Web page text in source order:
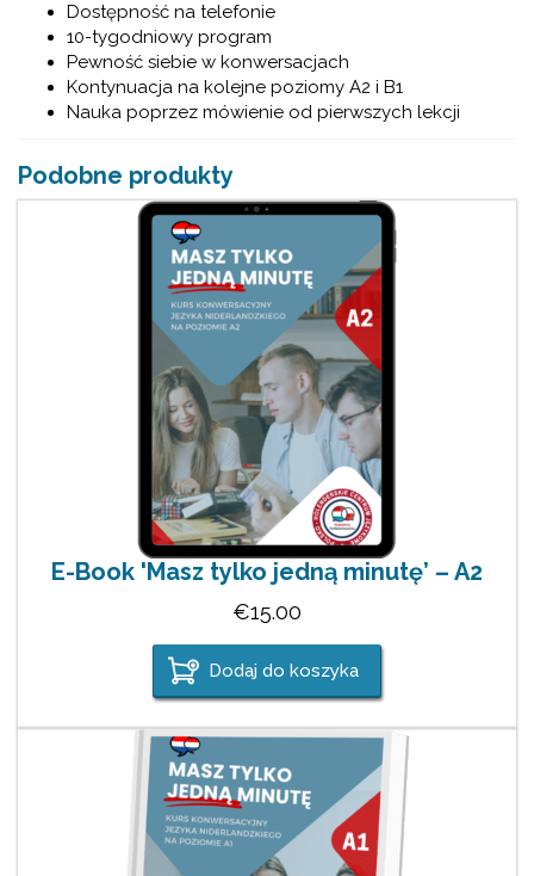
Dostępność na telefonie
10-tygodniowy program
Pewność siebie w konwersacjach
Kontynuacja na kolejne poziomy A2 i B1
Nauka poprzez mówienie od pierwszych lekcji
Podobne produkty
E-Book 'Masz tylko jedną minutę’ – A2
€15.00
Dodaj do koszyka